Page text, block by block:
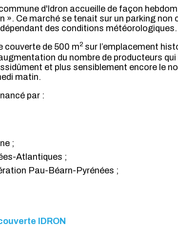
d'ldron accueille de façon
». Ce marché se tenait sur un parking
des conditions météorologiques.
couverte de 500 m2 sur l’emplacement
du nombre de producteurs
et plus sensiblement encore le
matin.
par :
;
Atlantiques ;
Pau-Béarn-Pyrénées ;
IDRON